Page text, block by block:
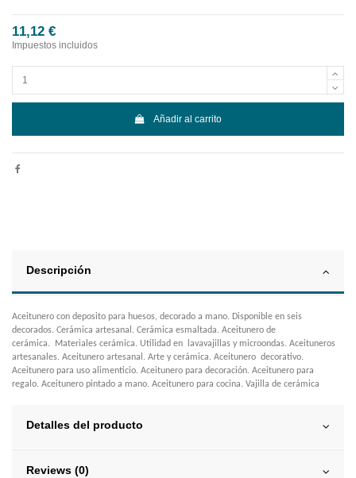
11,12 €
Impuestos incluidos
Añadir al carrito
Descripción
Aceitunero con deposito para huesos, decorado a mano. Disponible en seis
decorados. Cerámica artesanal. Cerámica esmaltada. Aceitunero de
cerámica. Materiales cerámica. Utilidad en lavavajillas y microondas. Aceituneros
artesanales. Aceitunero artesanal. Arte y cerámica. Aceitunero decorativo.
Aceitunero para uso alimenticio. Aceitunero para decoración. Aceitunero para
regalo. Aceitunero pintado a mano. Aceitunero para cocina. Vajilla de cerámica
Detalles del producto
Reviews (0)